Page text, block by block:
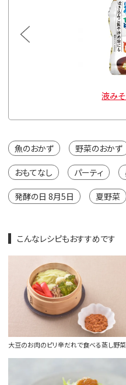
液み
魚のおかず 野菜のおかず
おもてなし パーティ
発酵の日 8月5日 夏野菜
こんなレシピもおすすめです
大豆のお肉のピリ辛だれで食べる蒸し野菜